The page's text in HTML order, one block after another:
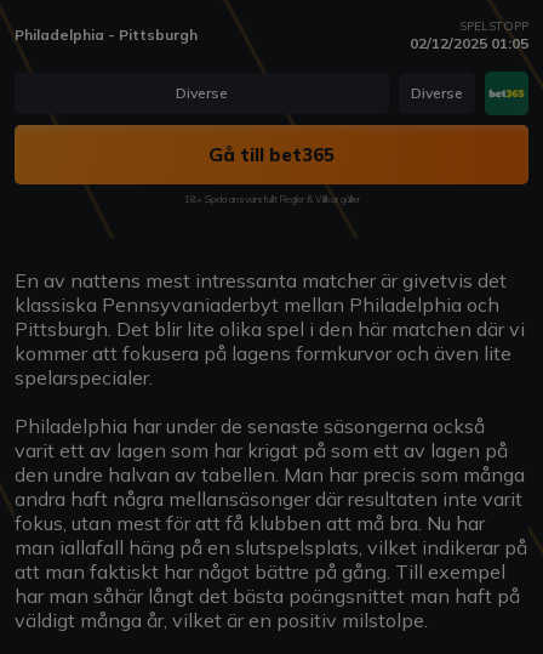
Philadelphia - Pittsburgh SPELSTOPP
02/12/2025 01:05
Diverse Diverse
Gå till bet365
18+ Spela ansvarsfullt Regler & Villkor gäller
En av nattens mest intressanta matcher är givetvis det
klassiska Pennsyvaniaderbyt mellan Philadelphia och
Pittsburgh. Det blir lite olika spel i den här matchen där vi
kommer att fokusera på lagens formkurvor och även lite
spelarspecialer.
Philadelphia har under de senaste säsongerna också
varit ett av lagen som har krigat på som ett av lagen på
den undre halvan av tabellen. Man har precis som många
andra haft några mellansäsonger där resultaten inte varit
fokus, utan mest för att få klubben att må bra. Nu har
man iallafall häng på en slutspelsplats, vilket indikerar på
att man faktiskt har något bättre på gång. Till exempel
har man såhär långt det bästa poängsnittet man haft på
väldigt många år, vilket är en positiv milstolpe.